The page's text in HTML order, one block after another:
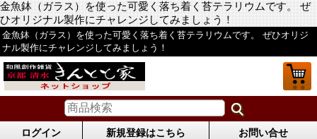
金魚鉢（ガラス）を使った可愛く落ち着く苔テラリウムです。 ぜ
ひオリジナル製作にチャレンジしてみましょう！
金魚鉢（ガラス）を使った可愛く落ち着く苔テラリウムです。 ぜひオリジ
ナル製作にチャレンジしてみましょう！
ログイン 新規登録はこちら お問い合せ